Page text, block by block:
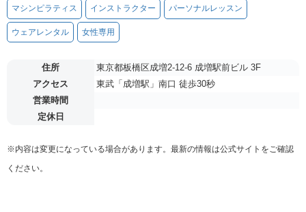
マシンピラティス インストラクター パーソナルレッスン
ウェアレンタル 女性専用
住所
東京都板橋区成増2-12-6 成増駅前ビル 3F
アクセス
東武「成増駅」南口 徒歩30秒
営業時間
定休日
※内容は変更になっている場合があります。最新の情報は公式サイトをご確認
ください。